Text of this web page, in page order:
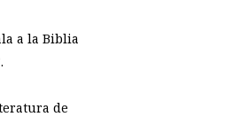
a la Biblia
de